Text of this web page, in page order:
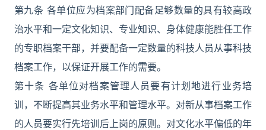
第九条 各单位应为档案部门配备足够数量的具有较高政
治水平和一定文化知识、专业知识、身体健康能胜任工作
的专职档案干部，并要配备一定数量的科技人员从事科技
档案工作，以保证开展工作的需要。
第十条 各单位对档案管理人员要有计划地进行业务培
训，不断提高其业务水平和管理水平。对新从事档案工作
的人员要实行先培训后上岗的原则。对文化水平偏低的年